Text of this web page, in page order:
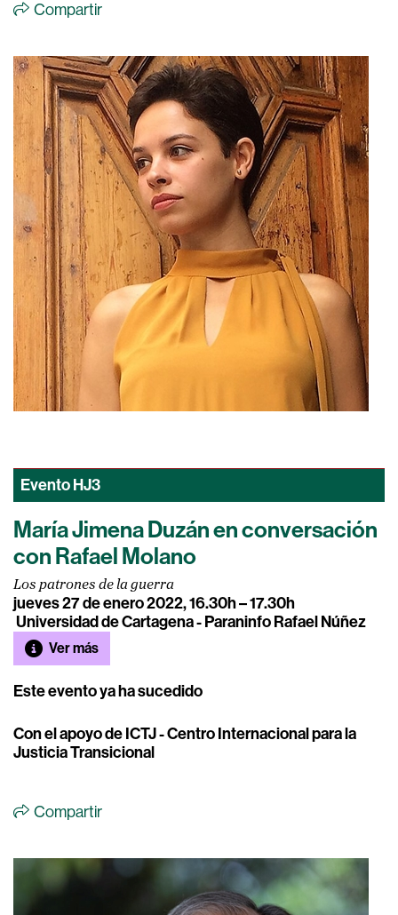
Compartir
EventoHJ3
María Jimena Duzán en conversación
con Rafael Molano
Los patrones de la guerra
jueves 27 de enero 2022, 16.30h – 17.30h
Universidad de Cartagena - Paraninfo Rafael Núñez
Ver más
Este evento ya ha sucedido
Con el apoyo de ICTJ - Centro Internacional para la
Justicia Transicional
Compartir